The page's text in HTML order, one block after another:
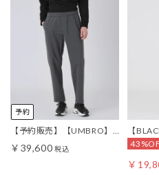
予約
【予約販売】【UMBRO】
クレストブリッジチェック
￥39,600 税込
【
イトダ
ラック
￥